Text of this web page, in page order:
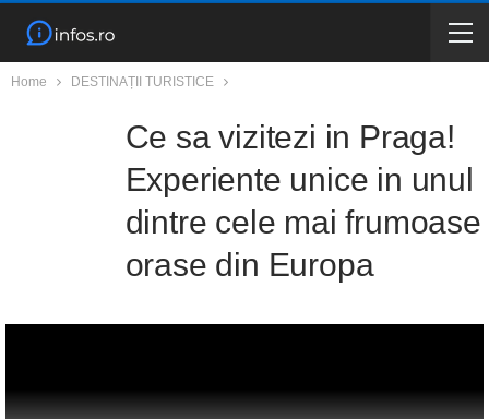
Home DESTINAȚII TURISTICE
Ce sa vizitezi in Praga!
Experiente unice in unul
dintre cele mai frumoase
orase din Europa